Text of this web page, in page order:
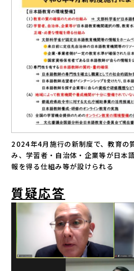
2024年4月施行の新制度で、教育の
み、学習者・自治体・企業等が日本
報を得る仕組み等が設けられる
質疑応答